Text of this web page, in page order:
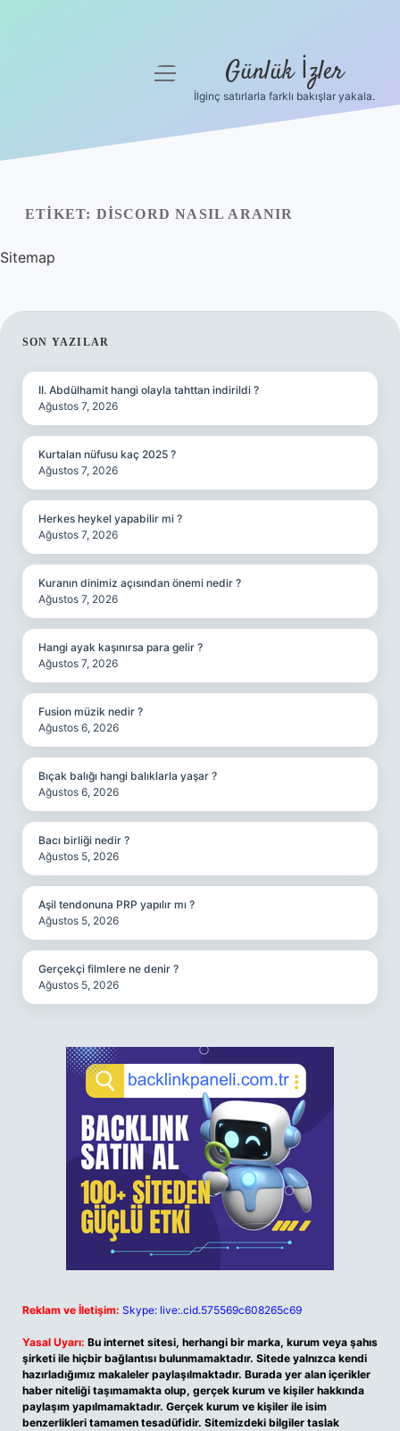
Yasal Uyarı
Hakkımızda
menüyü
Günlük İzler
İlginç satırlarla farklı bakışlar yakala.
ETIKET: DISCORD NASIL ARANIR
Sitemap
SIDEBAR
SON YAZILAR
II. Abdülhamit hangi olayla tahttan indirildi ?
Ağustos 7, 2026
Kurtalan nüfusu kaç 2025 ?
Ağustos 7, 2026
Herkes heykel yapabilir mi ?
Ağustos 7, 2026
Kuranın dinimiz açısından önemi nedir ?
Ağustos 7, 2026
Hangi ayak kaşınırsa para gelir ?
Ağustos 7, 2026
Fusion müzik nedir ?
Ağustos 6, 2026
Bıçak balığı hangi balıklarla yaşar ?
Ağustos 6, 2026
Bacı birliği nedir ?
Ağustos 5, 2026
Aşil tendonuna PRP yapılır mı ?
Ağustos 5, 2026
Gerçekçi filmlere ne denir ?
Ağustos 5, 2026
Reklam ve İletişim: Skype: live:.cid.575569c608265c69
Yasal Uyarı: Bu internet sitesi, herhangi bir marka, kurum veya şahıs
şirketi ile hiçbir bağlantısı bulunmamaktadır. Sitede yalnızca kendi
hazırladığımız makaleler paylaşılmaktadır. Burada yer alan içerikler
haber niteliği taşımamakta olup, gerçek kurum ve kişiler hakkında
paylaşım yapılmamaktadır. Gerçek kurum ve kişiler ile isim
benzerlikleri tamamen tesadüfidir. Sitemizdeki bilgiler taslak